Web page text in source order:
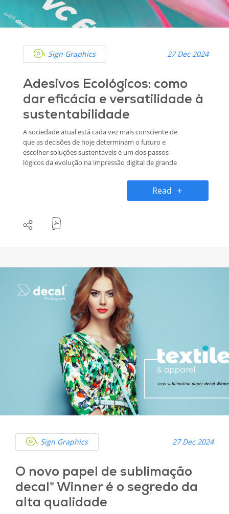
Sign Graphics 27 Dec 2024
Adesivos Ecológicos: como
dar eficácia e versatilidade à
sustentabilidade
A sociedade atual está cada vez mais consciente de
que as decisões de hoje determinam o futuro e
escolher soluções sustentáveis é um dos passos
lógicos da evolução na impressão digital de grande
ecológicos e como a decal® contribui para a
sustentabilidade através dos que desenvolve em
conjunto com a BASF para garantir produtos eco-
Read
Sign Graphics 27 Dec 2024
O novo papel de sublimação
decal® Winner é o segredo da
alta qualidade